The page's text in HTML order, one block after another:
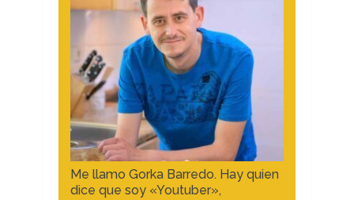
Me llamo Gorka Barredo. Hay quien
dice que soy «Youtuber»,